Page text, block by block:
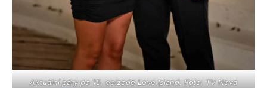
Aktuální páry po 15. epizodě Love Island. Foto: TV Nova